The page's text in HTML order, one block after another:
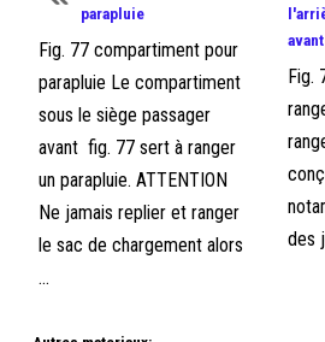
parapluie
Fig. 77 compartiment pour
parapluie Le compartiment
sous le siège passager
avant fig. 77 sert à ranger
un parapluie. ATTENTION
Ne jamais replier et ranger
le sac de chargement alors
...
avant
Fig.
des